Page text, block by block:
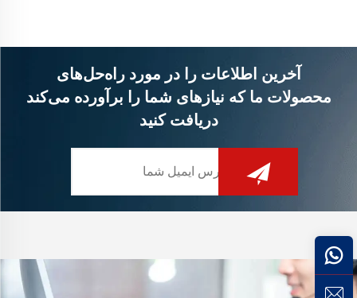
آخرین اطلاعات را در مورد راه‌حل‌های
محصولات ما که نیازهای شما را برآورده می‌کند
دریافت کنید